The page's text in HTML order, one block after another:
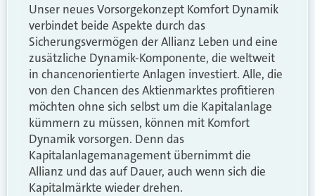
Unser neues Vorsorgekonzept Komfort Dynamik
verbindet beide Aspekte durch das
Sicherungsvermögen der Allianz Leben und eine
zusätzliche Dynamik-Komponente, die weltweit
in chancenorientierte Anlagen investiert. Alle, die
von den Chancen des Aktienmarktes profitieren
möchten ohne sich selbst um die Kapitalanlage
kümmern zu müssen, können mit Komfort
Dynamik vorsorgen. Denn das
Kapitalanlagemanagement übernimmt die
Allianz und das auf Dauer, auch wenn sich die
Kapitalmärkte wieder drehen.